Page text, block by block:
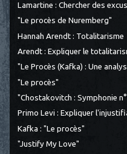
Lamartine : Chercher des
"Le procès de Nuremberg"
Hannah Arendt : Totalitarisme
Arendt : Expliquer le
"Le Procès (Kafka) : Une
"Le procès"
"Chostakovitch : Symphonie
Primo Levi : Expliquer
Kafka : "Le procès"
"Justify My Love"